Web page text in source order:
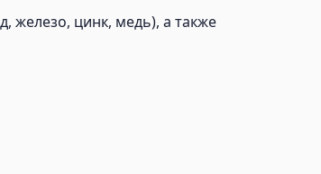
железо, цинк, медь), а также